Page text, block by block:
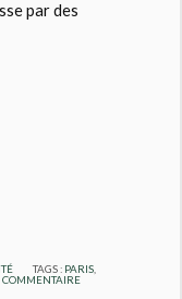
par des
TAGS : PARIS
COMMENTAIRE